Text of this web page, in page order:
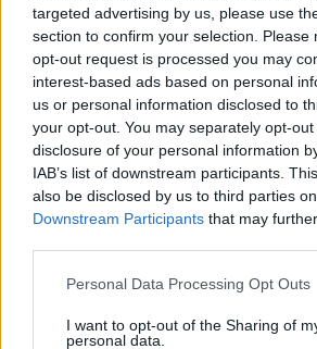
targeted advertising by us, please use
section to confirm your selection. Please
opt-out request is processed you may
interest-based ads based on personal
us or personal information disclosed to
your opt-out. You may separately opt-
disclosure of your personal information
IAB’s list of downstream participants.
also be disclosed by us to third parties
Downstream Participants that may
Please note that this website/app uses
not limited to your visit or usage
Personal Data Processing Opt Outs
I want to opt-out of the Sharing of
personal data.
ΟΙΚΟΝΟΜΙΑ
Καύσιμα: Στα 15 λεπτά η
Αύγουστο – Πόσο μειώνεται ένα